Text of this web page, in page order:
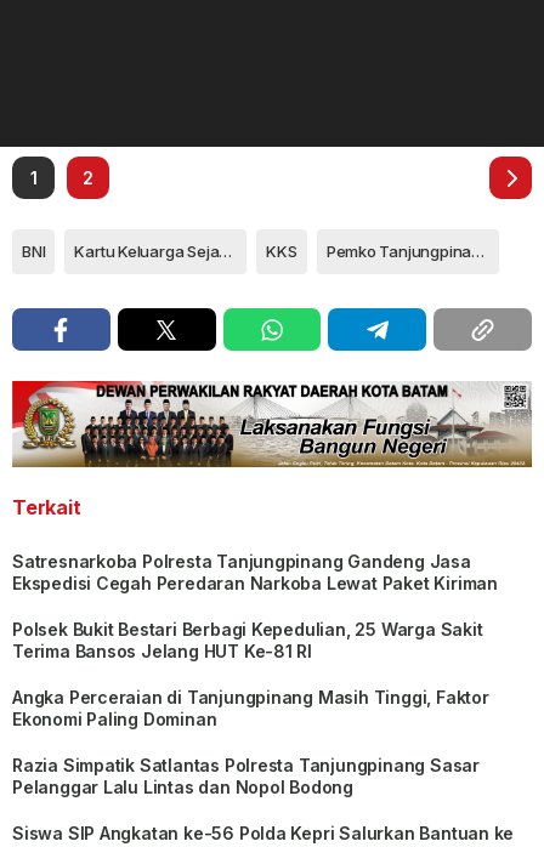
1 2
BNI Kartu Keluarga Sejahtera KKS Pemko Tanjungpinang
Terkait
Satresnarkoba Polresta Tanjungpinang Gandeng Jasa
Ekspedisi Cegah Peredaran Narkoba Lewat Paket Kiriman
Polsek Bukit Bestari Berbagi Kepedulian, 25 Warga Sakit
Terima Bansos Jelang HUT Ke-81 RI
Angka Perceraian di Tanjungpinang Masih Tinggi, Faktor
Ekonomi Paling Dominan
Razia Simpatik Satlantas Polresta Tanjungpinang Sasar
Pelanggar Lalu Lintas dan Nopol Bodong
Siswa SIP Angkatan ke-56 Polda Kepri Salurkan Bantuan ke